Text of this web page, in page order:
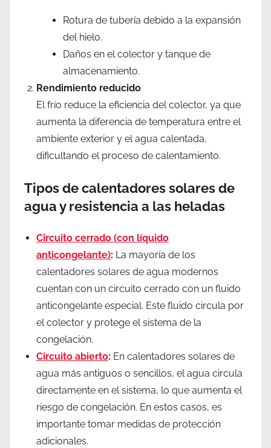
Rotura de tubería debido a la expansión
del hielo.
Daños en el colector y tanque de
almacenamiento.
Rendimiento reducido
El frío reduce la eficiencia del colector, ya que
aumenta la diferencia de temperatura entre el
ambiente exterior y el agua calentada,
dificultando el proceso de calentamiento.
Tipos de calentadores solares de
agua y resistencia a las heladas
Circuito cerrado (con líquido
anticongelante): La mayoría de los
calentadores solares de agua modernos
cuentan con un circuito cerrado con un fluido
anticongelante especial. Este fluido circula por
el colector y protege el sistema de la
congelación.
Circuito abierto: En calentadores solares de
agua más antiguos o sencillos, el agua circula
directamente en el sistema, lo que aumenta el
riesgo de congelación. En estos casos, es
importante tomar medidas de protección
adicionales.